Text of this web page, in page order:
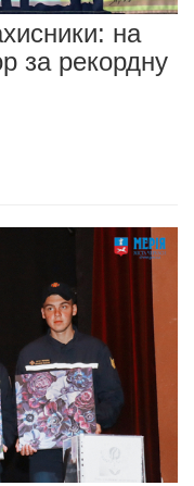
на
за рекордну